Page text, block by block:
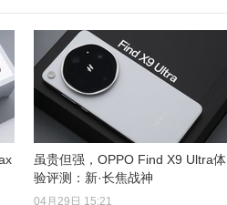
虽贵但强，OPPO Find X9 Ultra体
验评测：新·长焦战神
04月29日 15:21